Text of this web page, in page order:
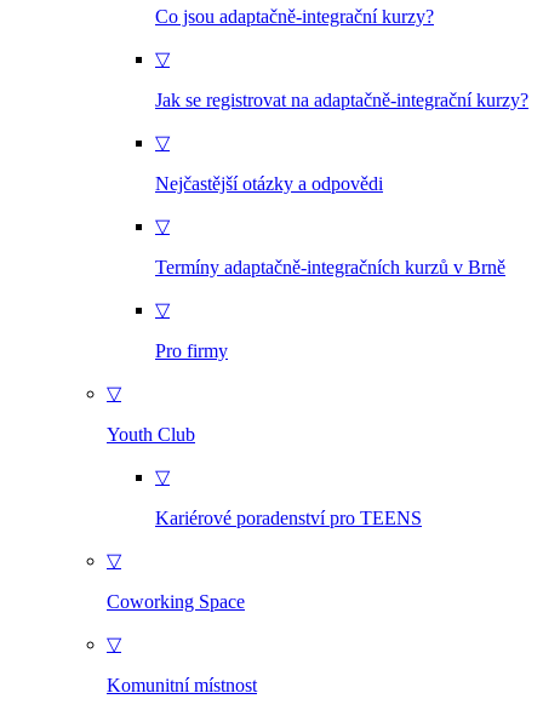
Co jsou adaptačně-integrační kurzy?
▽
Jak se registrovat na adaptačně-integrační kurzy?
▽
Nejčastější otázky a odpovědi
▽
Termíny adaptačně-integračních kurzů v Brně
▽
Pro firmy
▽
Youth Club
▽
Kariérové poradenství pro TEENS
▽
Coworking Space
▽
Komunitní místnost